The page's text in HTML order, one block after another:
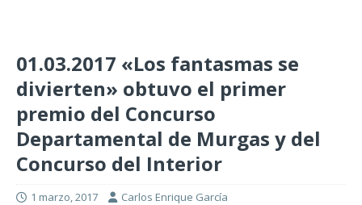
01.03.2017 «Los fantasmas se
divierten» obtuvo el primer
premio del Concurso
Departamental de Murgas y del
Concurso del Interior
1 marzo, 2017 Carlos Enrique García